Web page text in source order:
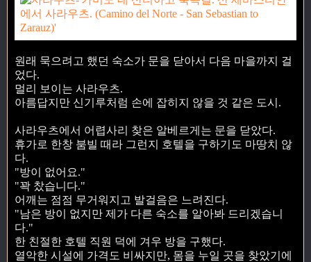
원래 묵으려고 했던 숙소가 문을 닫아서 다음 마을까지 걸
었다.
멀리 보이는 사라우츠.
아름답지만 신기루처럼 손에 잡히지 않을 것 같은 도시.
사라우츠에서 어렵사리 찾은 알베르게는 문을 닫았다.
휴가로 한창 붐빌 때라 그런지 호텔을 구하기도 마땅치 않
다.
"방이 없어요."
"꽉 찼습니다."
어깨는 점점 무거워지고 발걸음은 느려진다.
"남은 방이 없지만 제가 다른 숙소를 알아봐 드리겠습니
다."
한 친절한 호텔 직원 덕에 겨우 방을 구했다.
열악한 시설에 가격도 비싸지만, 몸을 누일 곳을 찾았기에